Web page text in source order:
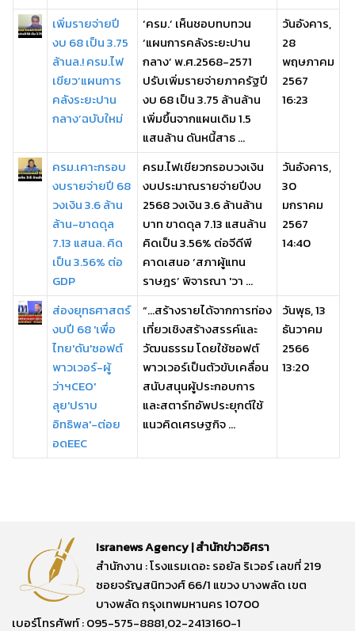
เพิ่มรายจ่ายปี
งบ 68 เป็น 3.75
ล้านล.! ครม.ไฟ
เขียว‘แผนการ
คลังระยะปาน
กลาง’ฉบับใหม่
‘ครม.’ เห็นชอบทบทวน
‘แผนการคลังระยะปาน
กลาง’ พ.ศ.2568-2571
ปรับเพิ่มรายจ่ายภาครัฐปี
งบ 68 เป็น 3.75 ล้านล้าน
เพิ่มขึ้นจากแผนเดิม 1.5
แสนล้าน ดันหนี้สาธ ...
วันอังคาร,
28
พฤษภาคม
2567
16:23
ครม.เคาะกรอบ
งบรายจ่ายปี 68
วงเงิน 3.6 ล้าน
ล้าน-ขาดดุล
7.13 แสนล. คิด
เป็น 3.56% ต่อ
GDP
ครม.ไฟเขียวกรอบวงเงิน
งบประมาณรายจ่ายปีงบ
2568 วงเงิน 3.6 ล้านล้าน
บาท ขาดดุล 7.13 แสนล้าน
คิดเป็น 3.56% ต่อจีดีพี
คาดเสนอ ‘สภาผู้แทน
ราษฎร’ พิจารณา 'วา ...
วันอังคาร,
30
มกราคม
2567
14:40
ส่องยุทธศาสตร์
งบปี 68 'เพื่อ
ไทย'ดัน'ซอฟต์
พาวเวอร์-ผู้
ว่าฯCEO'
ลุย'ปราบ
อิทธิพล'-ต่อย
อดEEC
“…สร้างรายได้จากการท่อง
เที่ยวเชิงสร้างสรรค์และ
วัฒนธรรม โดยใช้ซอฟต์
พาวเวอร์เป็นตัวขับเคลื่อน
สนับสนุนผู้ประกอบการ
และสตาร์ทอัพประยุกต์ใช้
แนวคิดเศรษฐกิจ ...
วันพุธ, 13
ธันวาคม
2566
13:20
Isranews Agency | สำนักข่าวอิศรา
สำนักงาน : โรงแรมเดอะ รอยัล ริเวอร์ เลขที่ 219
ซอยจรัญสนิทวงศ์ 66/1 แขวง บางพลัด เขต
บางพลัด กรุงเทพมหานคร 10700
เบอร์โทรศัพท์ : 095-575-8881,02-2413160-1